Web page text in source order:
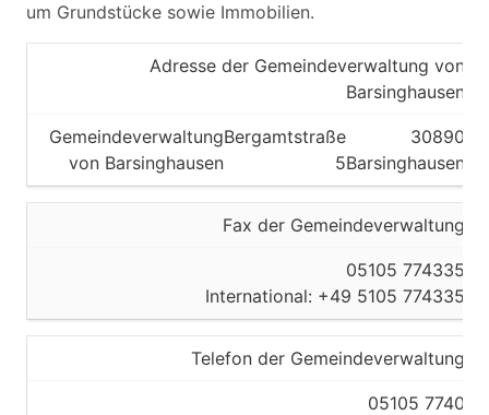
um Grundstücke sowie Immobilien.
Adresse der Gemeindeverwaltung von
Barsinghausen
Gemeindeverwaltung
von Barsinghausen
Bergamtstraße
5
30890
Barsinghausen
Fax der Gemeindeverwaltung
05105 774335
International: +49 5105 774335
Telefon der Gemeindeverwaltung
05105 7740